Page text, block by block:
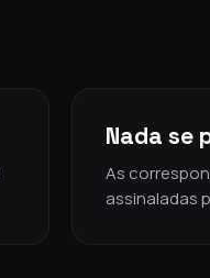
Nada se
As
assinaladas